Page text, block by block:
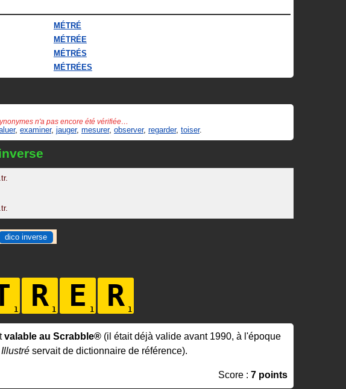
MÉTRÉ
MÉTRÉE
MÉTRÉS
MÉTRÉES
n'a pas encore été vérifiée…
, examiner, jauger, mesurer, observer, regarder, toiser.
dico inverse
R E R
valable au Scrabble® (il était déjà valide avant 1990, à l'époque
servait de dictionnaire de référence).
Score : 7 points